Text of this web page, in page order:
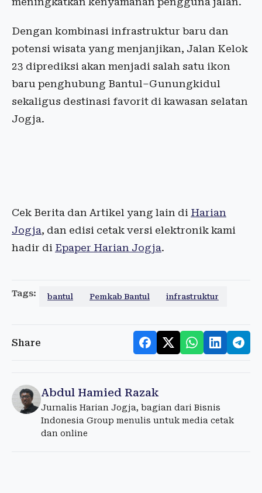
Dengan kombinasi infrastruktur baru dan
potensi wisata yang menjanjikan, Jalan Kelok
23 diprediksi akan menjadi salah satu ikon
baru penghubung Bantul–Gunungkidul
sekaligus destinasi favorit di kawasan selatan
Jogja.
Cek Berita dan Artikel yang lain di Harian
Jogja, dan edisi cetak versi elektronik kami
hadir di Epaper Harian Jogja.
Tags: bantul Pemkab Bantul infrastruktur
Share
Abdul Hamied Razak
Jurnalis Harian Jogja, bagian dari Bisnis
Indonesia Group menulis untuk media cetak
dan online